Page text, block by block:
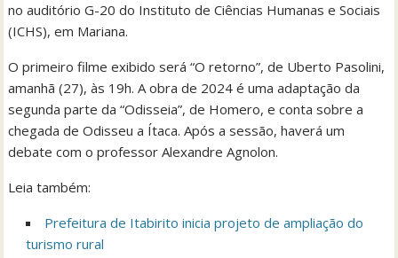
no auditório G-20 do Instituto de Ciências Humanas e Sociais
(ICHS), em Mariana.
O primeiro filme exibido será “O retorno”, de Uberto Pasolini,
amanhã (27), às 19h. A obra de 2024 é uma adaptação da
segunda parte da “Odisseia”, de Homero, e conta sobre a
chegada de Odisseu a Ítaca. Após a sessão, haverá um
debate com o professor Alexandre Agnolon.
Leia também:
Prefeitura de Itabirito inicia projeto de ampliação do
turismo rural